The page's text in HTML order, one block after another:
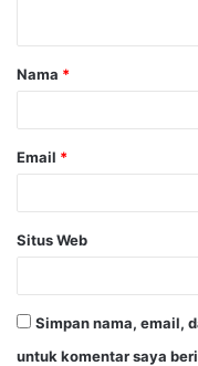
Nama *
Email *
Situs Web
Simpan nama, email,
untuk komentar saya